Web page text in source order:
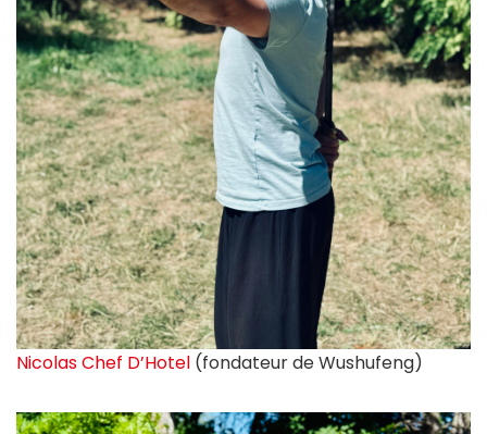
Nicolas Chef D’Hotel (fondateur de Wushufeng)